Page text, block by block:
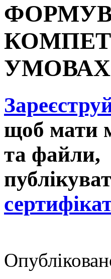
УМОВАХ
щоб мати
та файли,